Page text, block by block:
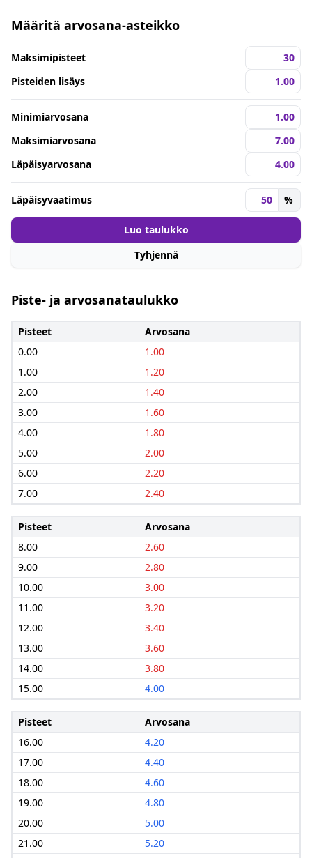
Määritä arvosana-asteikko
Maksimipisteet
Pisteiden lisäys
Minimiarvosana
Maksimiarvosana
Läpäisyarvosana
Läpäisyvaatimus %
Luo taulukko
Tyhjennä
Piste- ja arvosanataulukko
Pisteet
Arvosana
0.00
1.00
1.00
1.20
2.00
1.40
3.00
1.60
4.00
1.80
5.00
2.00
6.00
2.20
7.00
2.40
Pisteet
Arvosana
8.00
2.60
9.00
2.80
10.00
3.00
11.00
3.20
12.00
3.40
13.00
3.60
14.00
3.80
15.00
4.00
Pisteet
Arvosana
16.00
4.20
17.00
4.40
18.00
4.60
19.00
4.80
20.00
5.00
21.00
5.20